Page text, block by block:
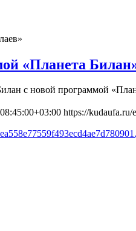
«Планета
с новой программой
https://